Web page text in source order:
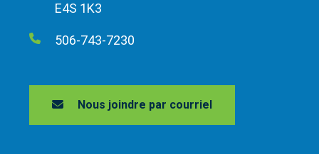
E4S 1K3
506-743-7230
Nous joindre par courriel